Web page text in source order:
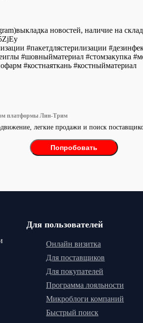
новостей, наличие на
#пакетдлястерилизации
#шовныйматериал #стомзакупка
#костнаяткань #костныйматериал
платформы Лин-Трим
легкие продажи и поиск
Попробовать
Для пользователей
Онлайн визитка
Для поставщиков
Для покупателей
Программа лояльности
Микроблоги компаний
Быстрый поиск